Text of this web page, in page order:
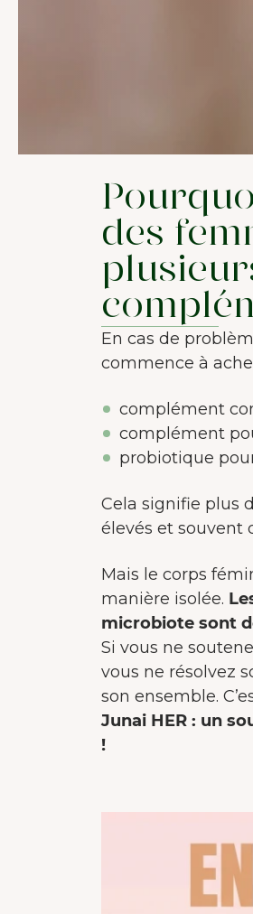
des
En cas de
commence à
complément
complément
probiotique
Cela signifie plus
élevés et souvent
Mais le corps
manière isolée.
microbiote sont
Si vous ne
vous ne résolvez
son ensemble.
Junai HER : un
!